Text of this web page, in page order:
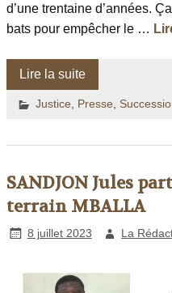
d’une trentaine d’années.
bats pour empêcher le …
Lire la suite
Justice, Presse,
SANDJON Jules
terrain MBALLA
8 juillet 2023 La